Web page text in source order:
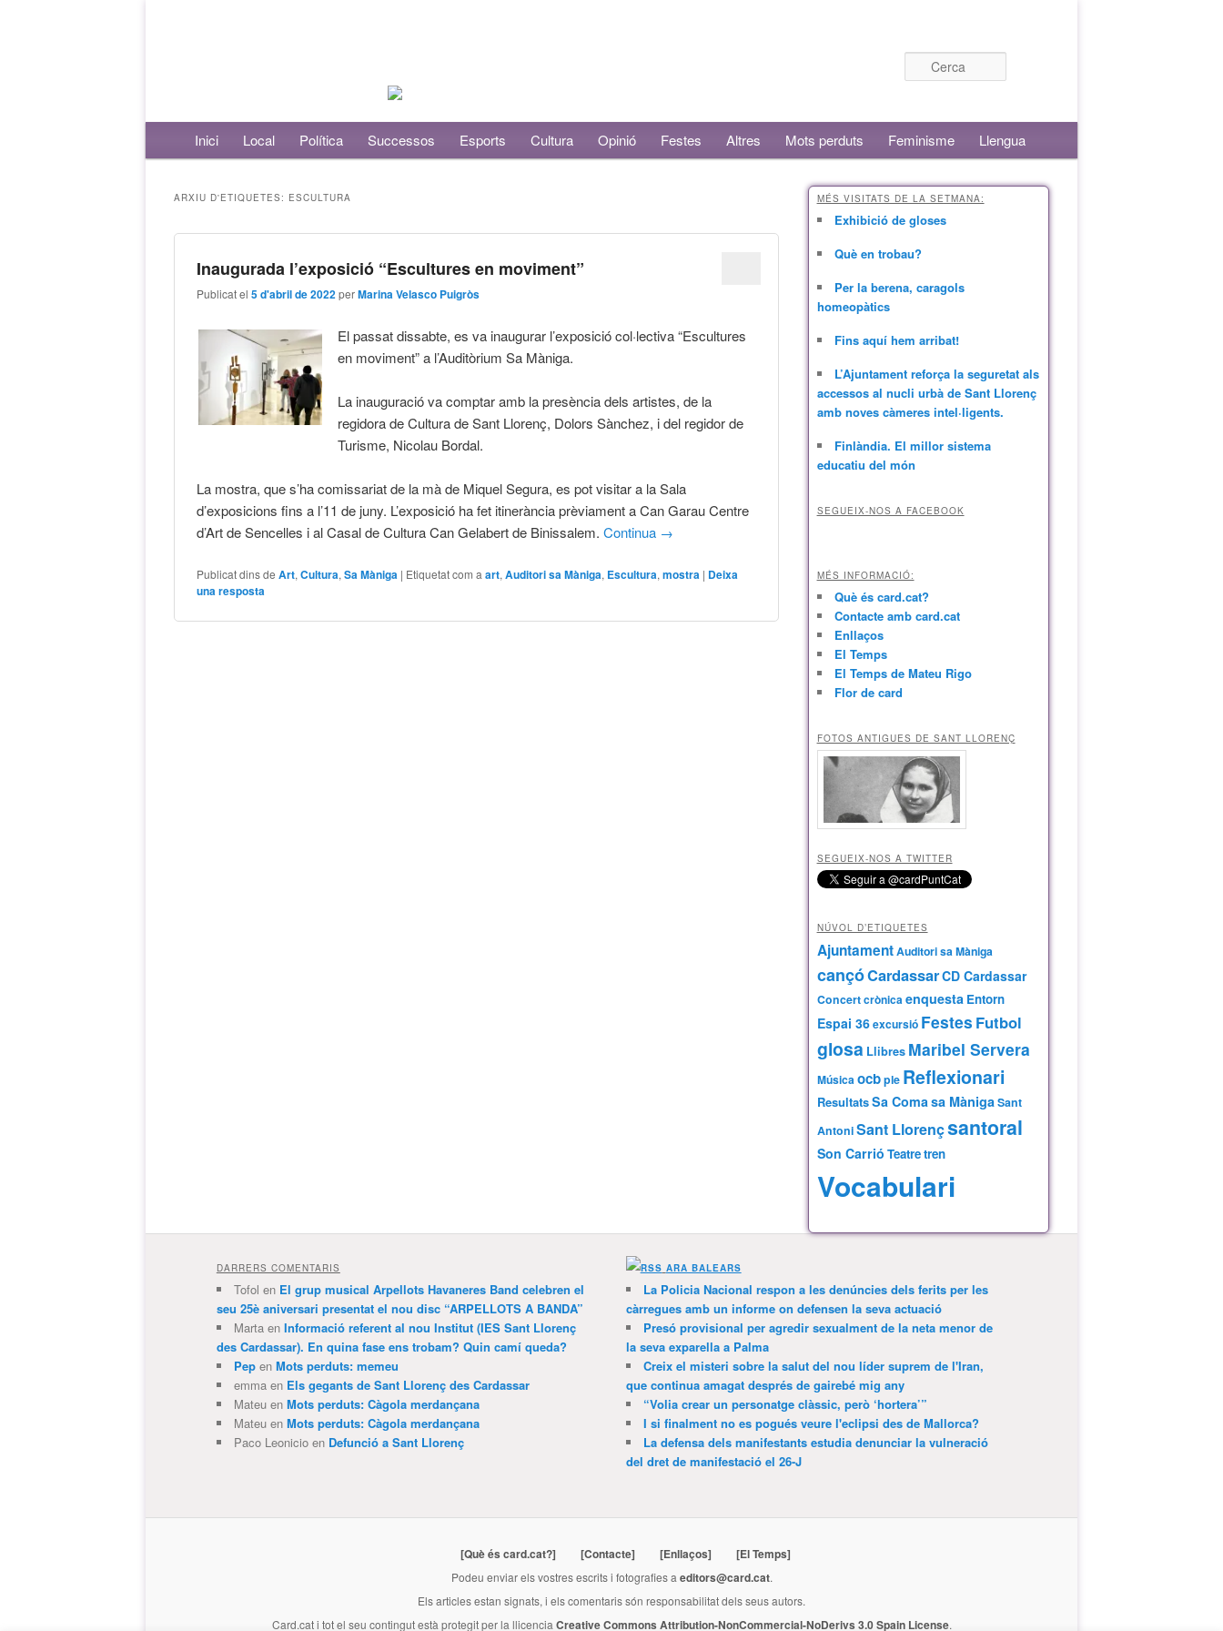
Menú principalAneu al contingut principal
Aneu al contingut secundari
Inici Local Política Successos Esports Cultura Opinió Festes Altres Mots perduts Feminisme Llengua
ARXIU D'ETIQUETES: ESCULTURA
Inaugurada l’exposició “Escultures en moviment”
Publicat el5 d'abril de 2022perMarina Velasco Puigròs
El passat dissabte, es va inaugurar l’exposició col·lectiva “Escultures
en moviment” a l’Auditòrium Sa Màniga.
La inauguració va comptar amb la presència dels artistes, de la
regidora de Cultura de Sant Llorenç, Dolors Sànchez, i del regidor de
Turisme, Nicolau Bordal.
La mostra, que s’ha comissariat de la mà de Miquel Segura, es pot visitar a la Sala
d’exposicions fins a l’11 de juny. L’exposició ha fet itinerància prèviament a Can Garau Centre
d’Art de Sencelles i al Casal de Cultura Can Gelabert de Binissalem.Continua →
Publicat dins de Art,Cultura,Sa Màniga | Etiquetat com a art,Auditori sa Màniga, Escultura,mostra | Deixa
una resposta
MÉS VISITATS DE LA SETMANA:
Exhibició de gloses
Què en trobau?
Per la berena, caragols
homeopàtics
Fins aquí hem arribat!
L’Ajuntament reforça la seguretat als
accessos al nucli urbà de Sant Llorenç
amb noves càmeres intel·ligents.
Finlàndia. El millor sistema
educatiu del món
SEGUEIX-NOS A FACEBOOK
MÉS INFORMACIÓ:
Què és card.cat?
Contacte amb card.cat
Enllaços
El Temps
El Temps de Mateu Rigo
Flor de card
FOTOS ANTIGUES DE SANT LLORENÇ
SEGUEIX-NOS A TWITTER
NÚVOL D’ETIQUETES
AjuntamentAuditori sa Màniga
cançóCardassarCD Cardassar
Concertcrònicaenquesta Entorn
Espai 36excursió Festes Futbol
glosa Llibres Maribel Servera
Músicaocbple Reflexionari
ResultatsSa Comasa MànigaSant
AntoniSant Llorençsantoral
Son Carrió Teatretren
Vocabulari
DARRERS COMENTARIS
Tofol en El grup musical Arpellots Havaneres Band celebren el
seu 25è aniversari presentat el nou disc “ARPELLOTS A BANDA”
Martaen Informació referent al nou Institut (IES Sant Llorenç
des Cardassar). En quina fase ens trobam? Quin camí queda?
Pepen Mots perduts: memeu
emmaen Els gegants de Sant Llorenç des Cardassar
Mateuen Mots perduts: Càgola merdançana
Mateuen Mots perduts: Càgola merdançana
Paco Leonicioen Defunció a Sant Llorenç
ARA BALEARS
La Policia Nacional respon a les denúncies dels ferits per les
càrregues amb un informe on defensen la seva actuació
Presó provisional per agredir sexualment de la neta menor de
la seva exparella a Palma
Creix el misteri sobre la salut del nou líder suprem de l'Iran,
que continua amagat després de gairebé mig any
“Volia crear un personatge clàssic, però ‘hortera’”
I si finalment no es pogués veure l'eclipsi des de Mallorca?
La defensa dels manifestants estudia denunciar la vulneració
del dret de manifestació el 26-J
[Què és card.cat?] [Contacte] [Enllaços] [El Temps]
Podeu enviar els vostres escrits i fotografies a editors@card.cat.
Els articles estan signats, i els comentaris són responsabilitat dels seus autors.
Card.cati tot el seu contingut està protegit per la llicencia Creative Commons Attribution-NonCommercial-NoDerivs 3.0 Spain License.